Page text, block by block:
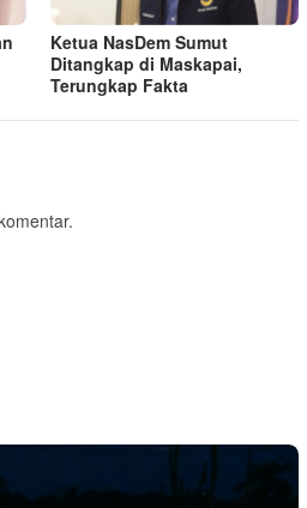
Ketua NasDem Sumut
Ditangkap di Maskapai,
Terungkap Fakta